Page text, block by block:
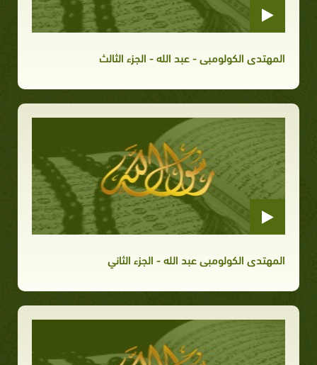
المهتدى الكولومبى - عبد الله - الجزء الثالث
المهتدى الكولومبى عبد الله - الجزء الثاني